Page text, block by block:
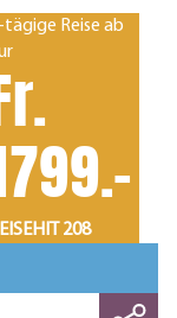
tägige Reise ab
208